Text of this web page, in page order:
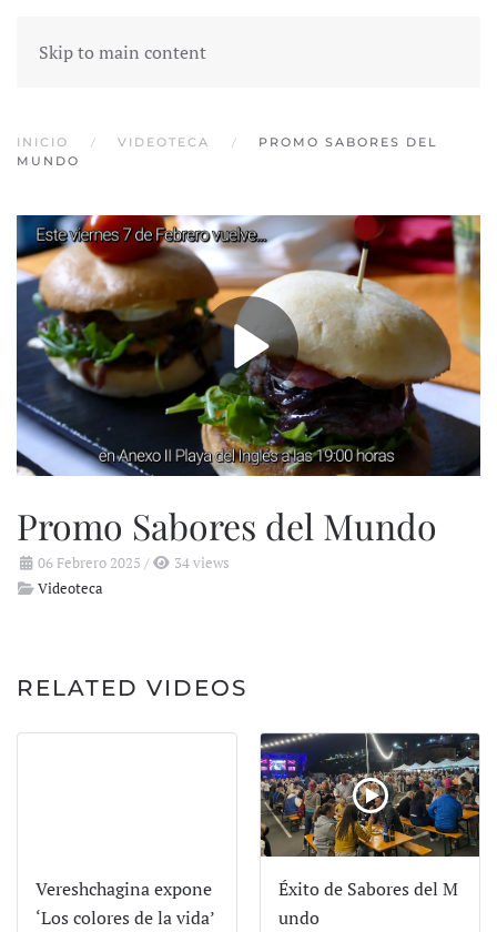
Skip to main content
INICIO VIDEOTECA
PROMO SABORES DEL
MUNDO
Promo Sabores del Mundo
06 Febrero 2025 /
34 views
Videoteca
RELATED VIDEOS
Vereshchagina expone
‘Los colores de la vida’
Éxito de Sabores del M
undo